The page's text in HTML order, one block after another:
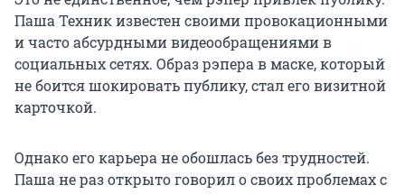
Паша Техник известен своими провокационными
и часто абсурдными видеообращениями в
социальных сетях. Образ рэпера в маске, который
не боится шокировать публику, стал его визитной
карточкой.
Однако его карьера не обошлась без трудностей.
Паша не раз открыто говорил о своих проблемах с